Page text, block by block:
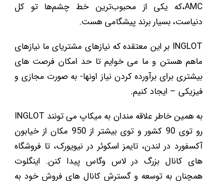
AMC،که یکی از محبوب‌ترین خط چشم‌ها تو کل
دنیاست، بسیار برند پیشگامی هست.
INGLOT بر این معتقده که نیازهای مشتریای ما نیازهای
ماهم هستن و ما می خوایم تا حد امکان فرصت های
بیشتری برای برآورده کردن نیاز اونها- به صورت مجازی و
فیزیکی – ایجاد کنیم.
به همین خاطر علاقه مندان به میکاپ می تونند INGLOT
رو توی 90 کشور و توی بیشتر از 950 مکان از خیابون
آکسفورد در لندن، تایمز اسکوئر در نیویورک، تا فروشگاه
های کانال بزرگ در لاس وگاس پیدا کنن. اینگلوت
همچنان به توسعه و گسترش کانال های فروش خود به